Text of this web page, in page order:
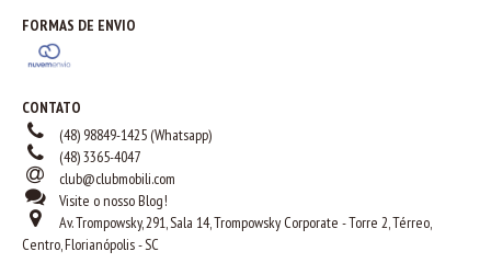
FORMAS DE ENVIO
CONTATO
(48) 98849-1425 (Whatsapp)
(48) 3365-4047
club@clubmobili.com
Visite o nosso Blog!
Av. Trompowsky, 291, Sala 14, Trompowsky Corporate - Torre 2, Térreo,
Centro, Florianópolis - SC